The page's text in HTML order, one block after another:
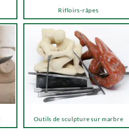
Rifloirs-râpes
Outils de sculpture sur marbre